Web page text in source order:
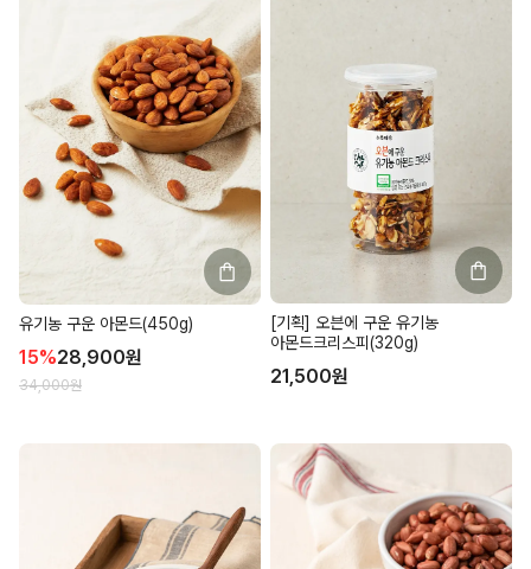
유기농 구운 아몬드(450g)
15%28,900원
34,000원
[기획] 오븐에 구운 유기농
아몬드크리스피(320g)
21,500원